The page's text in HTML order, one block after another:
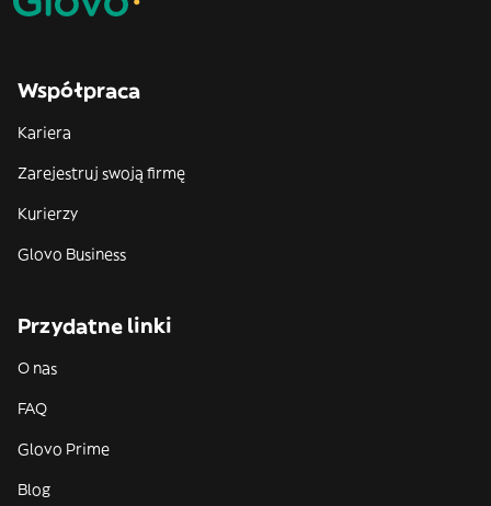
Współpraca
Kariera
Zarejestruj swoją firmę
Kurierzy
Glovo Business
Przydatne linki
O nas
FAQ
Glovo Prime
Blog